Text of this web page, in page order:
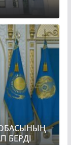
БЕРДІ